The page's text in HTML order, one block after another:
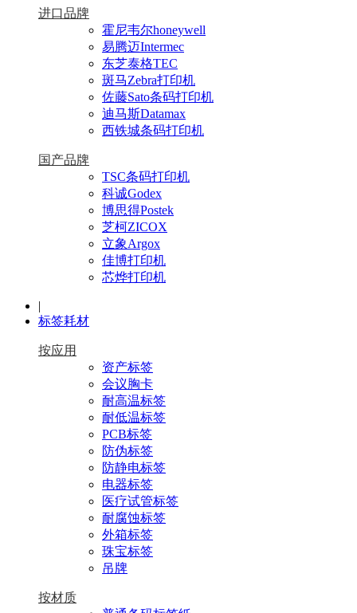
进口品牌
霍尼韦尔honeywell
易腾迈Intermec
东芝泰格TEC
斑马Zebra打印机
佐藤Sato条码打印机
迪马斯Datamax
西铁城条码打印机
国产品牌
TSC条码打印机
科诚Godex
博思得Postek
芝柯ZICOX
立象Argox
佳博打印机
芯烨打印机
|
标签耗材
按应用
资产标签
会议胸卡
耐高温标签
耐低温标签
PCB标签
防伪标签
防静电标签
电器标签
医疗试管标签
耐腐蚀标签
外箱标签
珠宝标签
吊牌
按材质